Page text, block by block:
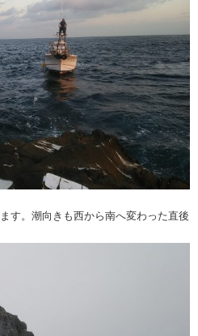
す。潮向きも西から南へ変わった直後